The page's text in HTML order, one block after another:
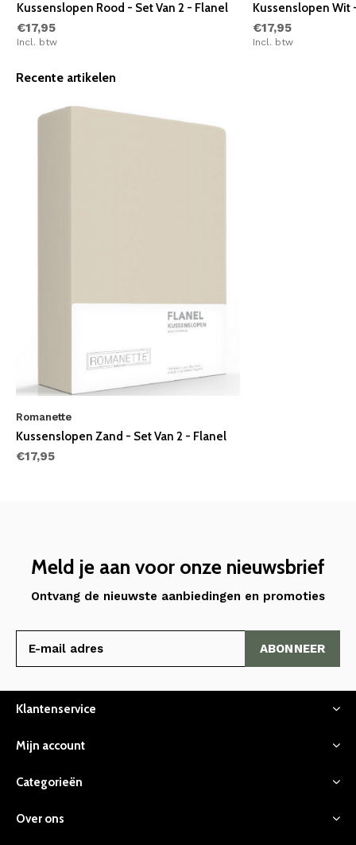
Kussenslopen Rood - Set Van 2 - Flanel
€17,95
Incl. btw
Kussenslopen Wit
€17,95
Incl. btw
Recente artikelen
Romanette
Kussenslopen Zand - Set Van 2 - Flanel
€17,95
Meld je aan voor onze nieuwsbrief
Ontvang de nieuwste aanbiedingen en promoties
ABONNEER
Klantenservice
Mijn account
Categorieën
Over ons